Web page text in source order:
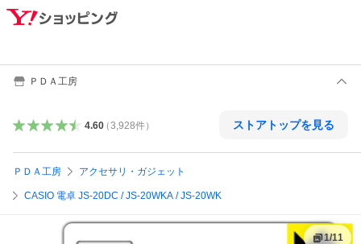
ＰＤＡ工房
4.60（3,928件） ストアトップを見る
ＰＤＡ工房 アクセサリ・ガジェット
CASIO 電卓 JS-20DC / JS-20WKA / JS-20WK
1/11